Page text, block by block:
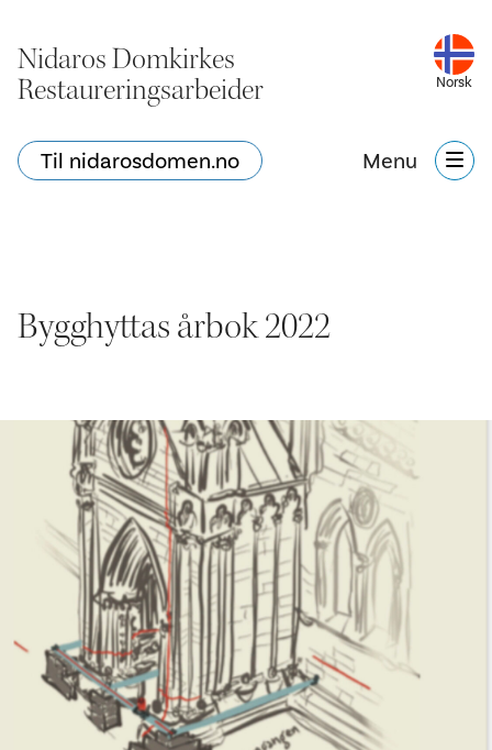
Nidaros Domkirkes
Restaureringsarbeider
Norsk
Til nidarosdomen.no Menu
Bygghyttas årbok 2022